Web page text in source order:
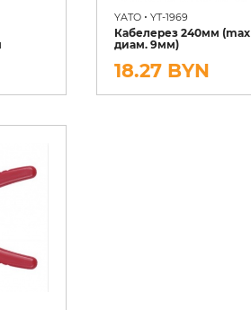
YATO •YT-1969
Кабелерез 240мм (max
диам. 9мм)
18.27 BYN